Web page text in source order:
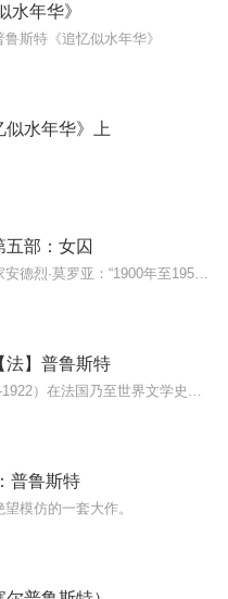
水年华》
斯特《追忆似水年华》
似水年华》上
五部：女囚
法】普鲁斯特
普鲁斯特
模仿的一套大作。